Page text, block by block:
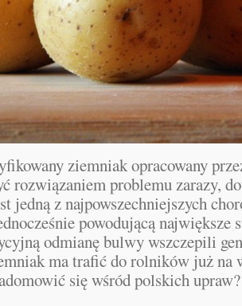
ziemniak opracowany
rozwiązaniem problemu zarazy,
jedną z najpowszechniejszych
powodującą
odmianę bulwy wszczepili
ma trafić do rolników już na
się wśród polskich upraw?